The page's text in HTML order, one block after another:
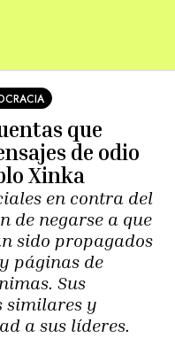
que
de odio
Xinka
en contra del
de negarse a que
sido propagados
páginas de
Sus
similares y
a sus líderes.